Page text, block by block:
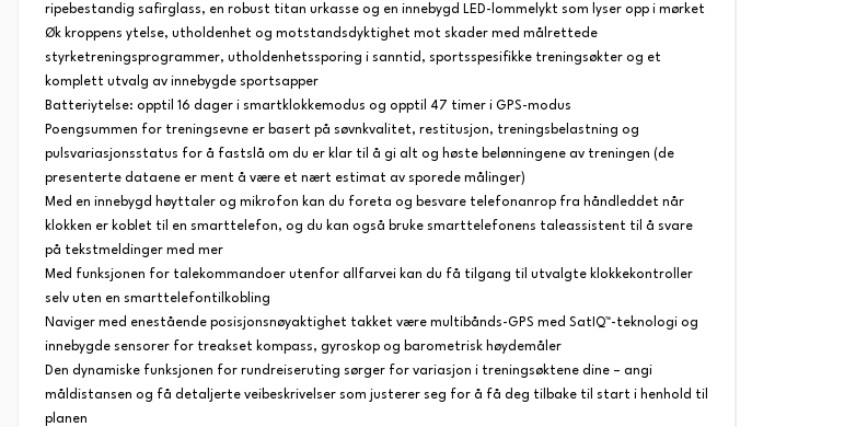
ripebestandig safirglass, en robust titan urkasse og en innebygd LED-lommelykt som lyser opp i mørket
Øk kroppens ytelse, utholdenhet og motstandsdyktighet mot skader med målrettede
styrketreningsprogrammer, utholdenhetssporing i sanntid, sportsspesifikke treningsøkter og et
komplett utvalg av innebygde sportsapper
Batteriytelse: opptil 16 dager i smartklokkemodus og opptil 47 timer i GPS-modus
Poengsummen for treningsevne er basert på søvnkvalitet, restitusjon, treningsbelastning og
pulsvariasjonsstatus for å fastslå om du er klar til å gi alt og høste belønningene av treningen (de
presenterte dataene er ment å være et nært estimat av sporede målinger)
Med en innebygd høyttaler og mikrofon kan du foreta og besvare telefonanrop fra håndleddet når
klokken er koblet til en smarttelefon, og du kan også bruke smarttelefonens taleassistent til å svare
på tekstmeldinger med mer
Med funksjonen for talekommandoer utenfor allfarvei kan du få tilgang til utvalgte klokkekontroller
selv uten en smarttelefontilkobling
Naviger med enestående posisjonsnøyaktighet takket være multibånds-GPS med SatIQ™-teknologi og
innebygde sensorer for treakset kompass, gyroskop og barometrisk høydemåler
Den dynamiske funksjonen for rundreiseruting sørger for variasjon i treningsøktene dine – angi
måldistansen og få detaljerte veibeskrivelser som justerer seg for å få deg tilbake til start i henhold til
planen